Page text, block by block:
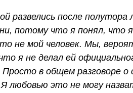
развелись после
потому что я понял, что
не мой человек. Мы,
я не делал ей
в общем разговоре о
любовью это не могу